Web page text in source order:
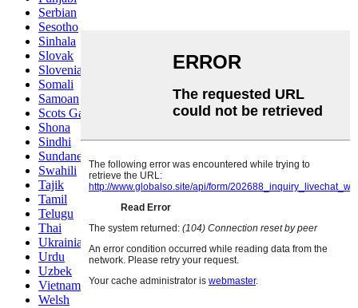
Serbian
Sesotho
Sinhala
Slovak
Slovenian
Somali
Samoan
Scots Gaelic
Shona
Sindhi
Sundanese
Swahili
Tajik
Tamil
Telugu
Thai
Ukrainian
Urdu
Uzbek
Vietnamese
Welsh